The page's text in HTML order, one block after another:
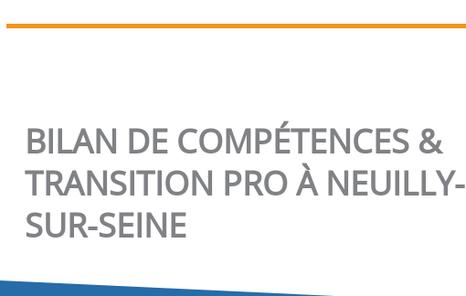
BILAN DE COMPÉTENCES &
TRANSITION PRO À NEUILLY-
SUR-SEINE